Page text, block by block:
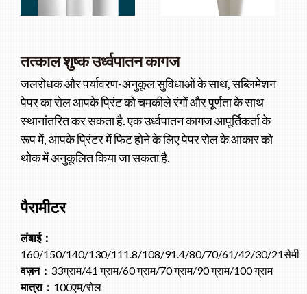
तत्काल शुष्क उर्ध्वपातन कागज
जलरोधक और पर्यावरण-अनुकूल सुविधाओं के साथ, सब्लिमेशन
पेपर का रोल आपके प्रिंट को चमकीले रंगों और पूर्णता के साथ
स्थानांतरित कर सकता है. एक उर्ध्वपातन कागज आपूर्तिकर्ता के
रूप में, आपके प्रिंटर में फिट होने के लिए पेपर रोल के आकार को
थोक में अनुकूलित किया जा सकता है.
पैरामीटर
लंबाई：
160/150/140/130/111.8/108/91.4/80/70/61/42/30/21सेमी
वज़न： 33ग्राम/41 ग्राम/60 ग्राम/70 ग्राम/90 ग्राम/100 ग्राम
मात्रा： 100एम/रोल